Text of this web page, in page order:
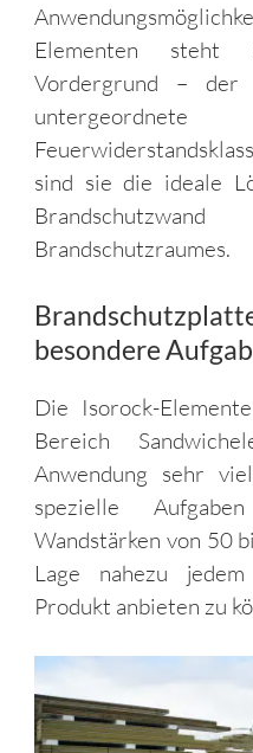
Elementen steht
Vordergrund – der
sind sie die ideale
Brandschutzraumes.
besondere
Die Isorock-
Bereich
Anwendung sehr
spezielle
Wandstärken von 50
Lage nahezu
Produkt anbieten zu